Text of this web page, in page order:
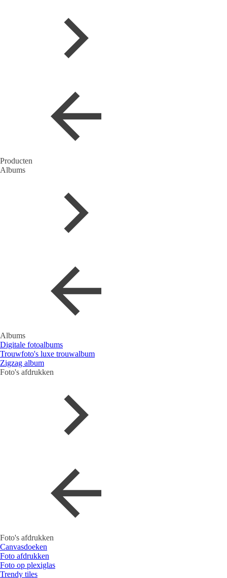
Producten
Albums
Albums
Digitale fotoalbums
Trouwfoto's luxe trouwalbum
Zigzag album
Foto's afdrukken
Foto's afdrukken
Canvasdoeken
Foto afdrukken
Foto op plexiglas
Trendy tiles